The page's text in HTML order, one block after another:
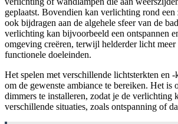
geplaatst. Bovendien kan verlichting rond een
ook bijdragen aan de algehele sfeer van de
verlichting kan bijvoorbeeld een ontspannen
omgeving creëren, terwijl helderder licht
functionele doeleinden.
Het spelen met verschillende lichtsterkten en
om de gewenste ambiance te bereiken. Het is
dimmers te installeren, zodat je de verlichting
verschillende situaties, zoals ontspanning of